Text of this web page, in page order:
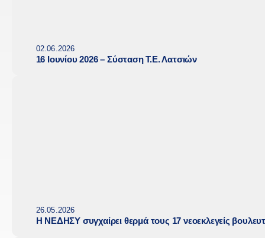
02.06.2026
16 Ιουνίου 2026 – Σύσταση Τ.Ε. Λατσιών
26.05.2026
Η ΝΕΔΗΣΥ συγχαίρει θερμά τους 17 νεοεκλεγείς